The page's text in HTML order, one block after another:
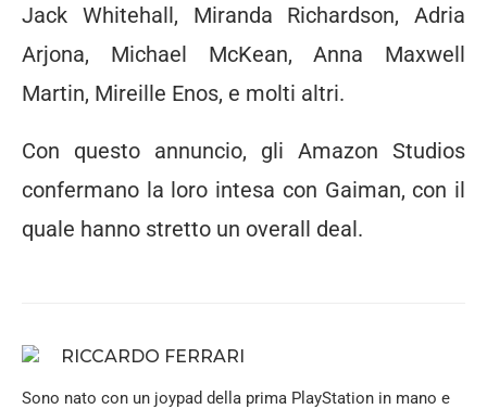
Jack Whitehall, Miranda Richardson, Adria
Arjona, Michael McKean, Anna Maxwell
Martin, Mireille Enos, e molti altri.
Con questo annuncio, gli Amazon Studios
confermano la loro intesa con Gaiman, con il
quale hanno stretto un overall deal.
RICCARDO FERRARI
Sono nato con un joypad della prima PlayStation in mano e